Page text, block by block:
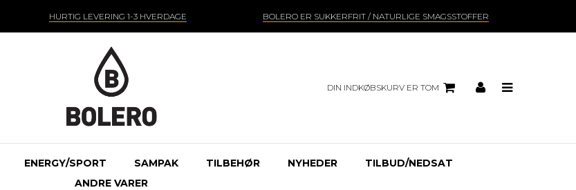
HURTIG LEVERING 1-3 HVERDAGE BOLERO ER SUKKERFRIT / NATURLIGE SMAGSSTOFFER
DIN INDKØBSKURV ER TOM
ENERGY/SPORT SAMPAK TILBEHØR NYHEDER
TILBUD/NEDSAT
ANDRE VARER